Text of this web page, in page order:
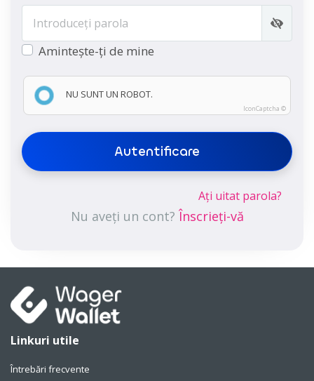
Amintește-ți de mine
NU SUNT UN ROBOT.
IconCaptcha ©
Autentificare
Ați uitat parola?
Nu aveți un cont? Înscrieți-vă
Linkuri utile
Întrebări frecvente